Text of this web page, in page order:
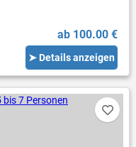
ab 100.00 €
➤ Details anzeigen